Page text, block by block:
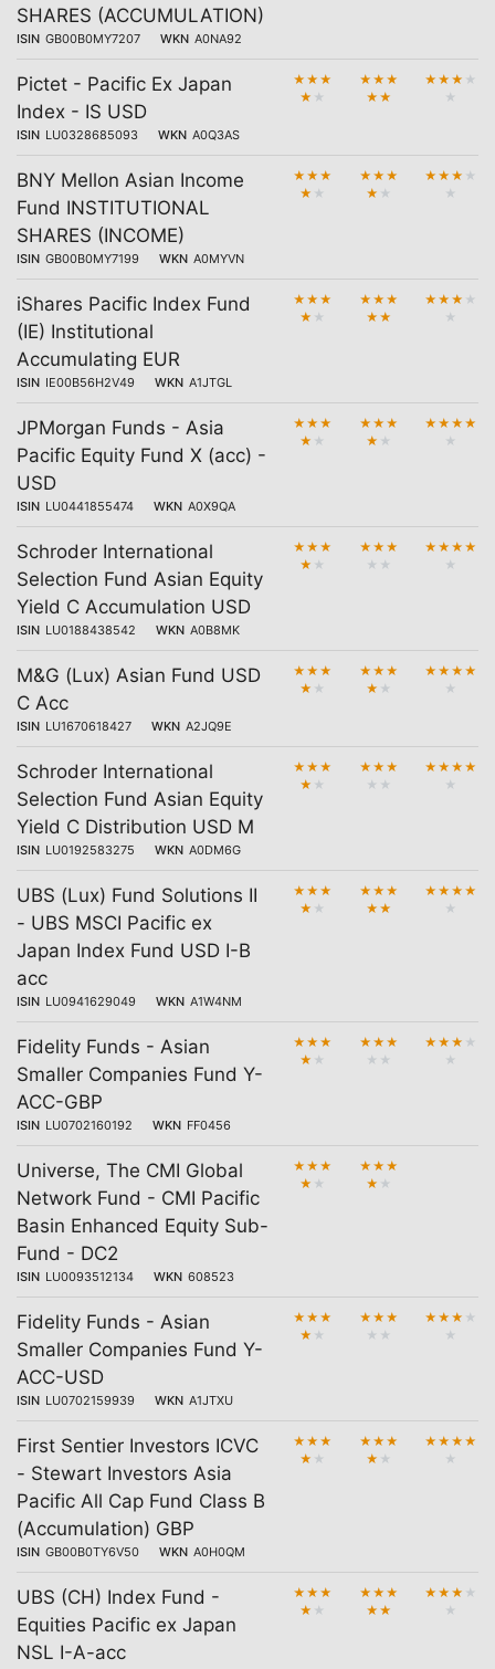
SHARES (ACCUMULATION)
ISIN GB00B0MY7207 WKN A0NA92
Pictet - Pacific Ex Japan
Index - IS USD
ISIN LU0328685093 WKN A0Q3AS
★ ★ ★
★ ★
★ ★ ★
★ ★
★ ★ ★ ★
★
BNY Mellon Asian Income
Fund INSTITUTIONAL
SHARES (INCOME)
ISIN GB00B0MY7199 WKN A0MYVN
★ ★ ★
★ ★
★ ★ ★
★ ★
★ ★ ★ ★
★
iShares Pacific Index Fund
(IE) Institutional
Accumulating EUR
ISIN IE00B56H2V49 WKN A1JTGL
★ ★ ★
★ ★
★ ★ ★
★ ★
★ ★ ★ ★
★
JPMorgan Funds - Asia
Pacific Equity Fund X (acc) -
USD
ISIN LU0441855474 WKN A0X9QA
★ ★ ★
★ ★
★ ★ ★
★ ★
★ ★ ★ ★
★
Schroder International
Selection Fund Asian Equity
Yield C Accumulation USD
ISIN LU0188438542 WKN A0B8MK
★ ★ ★
★ ★
★ ★ ★
★ ★
★ ★ ★ ★
★
M&G (Lux) Asian Fund USD
C Acc
ISIN LU1670618427 WKN A2JQ9E
★ ★ ★
★ ★
★ ★ ★
★ ★
★ ★ ★ ★
★
Schroder International
Selection Fund Asian Equity
Yield C Distribution USD M
ISIN LU0192583275 WKN A0DM6G
★ ★ ★
★ ★
★ ★ ★
★ ★
★ ★ ★ ★
★
UBS (Lux) Fund Solutions II
- UBS MSCI Pacific ex
Japan Index Fund USD I-B
acc
ISIN LU0941629049 WKN A1W4NM
★ ★ ★
★ ★
★ ★ ★
★ ★
★ ★ ★ ★
★
Fidelity Funds - Asian
Smaller Companies Fund Y-
ACC-GBP
ISIN LU0702160192 WKN FF0456
★ ★ ★
★ ★
★ ★ ★
★ ★
★ ★ ★ ★
★
Universe, The CMI Global
Network Fund - CMI Pacific
Basin Enhanced Equity Sub-
Fund - DC2
ISIN LU0093512134 WKN 608523
★ ★ ★
★ ★
★ ★ ★
★ ★
Fidelity Funds - Asian
Smaller Companies Fund Y-
ACC-USD
ISIN LU0702159939 WKN A1JTXU
★ ★ ★
★ ★
★ ★ ★
★ ★
★ ★ ★ ★
★
First Sentier Investors ICVC
- Stewart Investors Asia
Pacific All Cap Fund Class B
(Accumulation) GBP
ISIN GB00B0TY6V50 WKN A0H0QM
★ ★ ★
★ ★
★ ★ ★
★ ★
★ ★ ★ ★
★
UBS (CH) Index Fund -
Equities Pacific ex Japan
NSL I-A-acc
★ ★ ★
★ ★
★ ★ ★
★ ★
★ ★ ★ ★
★